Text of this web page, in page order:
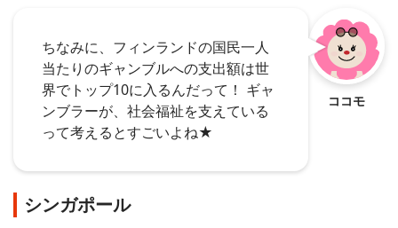
ココモ
ちなみに、フィンランドの国民一人
当たりのギャンブルへの支出額は世
界でトップ10に入るんだって！ ギャ
ンブラーが、社会福祉を支えている
って考えるとすごいよね★
シンガポール